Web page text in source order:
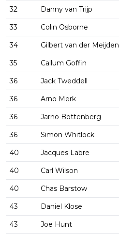
32 Danny van Trijp
33 Colin Osborne
34 Gilbert van der Meijden
35 Callum Goffin
36 Jack Tweddell
36 Arno Merk
36 Jarno Bottenberg
36 Simon Whitlock
40 Jacques Labre
40 Carl Wilson
40 Chas Barstow
43 Daniel Klose
43 Joe Hunt